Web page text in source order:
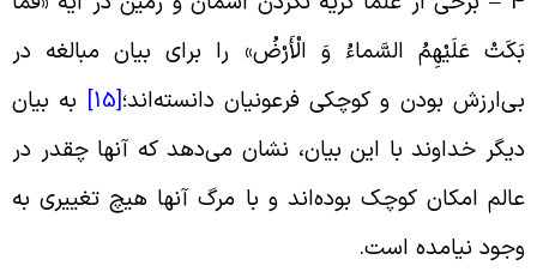
عَلَیْهِمُ‏ السَّماءُ وَ الْأَرْضُ‏» را برای بیان مبالغه در
بودن و کوچکی فرعونیان دانسته‌اند؛[15]
به بیان
خداوند با این بیان، نشان می‌دهد که آنها چقدر در
امکان کوچک بوده‌اند و با مرگ آنها هیچ تغییری به
نیامده است.